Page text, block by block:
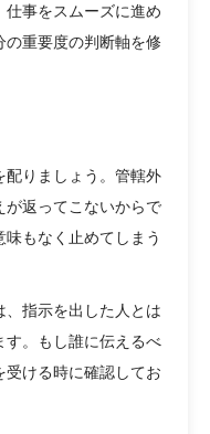
事をスムーズに進め
の重要度の判断軸を修
配りましょう。管轄外
が返ってこないからで
もなく止めてしまう
指示を出した人とは
す。もし誰に伝えるべ
受ける時に確認してお